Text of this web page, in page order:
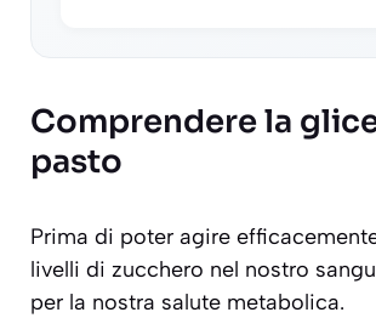
Comprendere la
pasto
Prima di poter agire
livelli di zucchero nel nostro
per la nostra salute metabolica.